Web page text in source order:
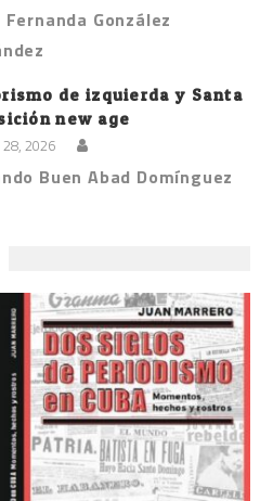
González
de izquierda y Santa
new age
2026
Buen Abad Domínguez